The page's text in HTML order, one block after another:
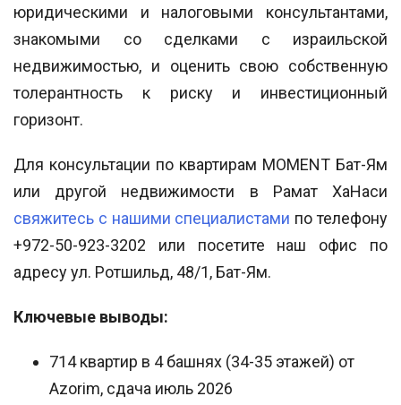
юридическими и налоговыми консультантами,
знакомыми со сделками с израильской
недвижимостью, и оценить свою собственную
толерантность к риску и инвестиционный
горизонт.
Для консультации по квартирам MOMENT Бат-Ям
или другой недвижимости в Рамат ХаНаси
свяжитесь с нашими специалистами по телефону
+972-50-923-3202 или посетите наш офис по
адресу ул. Ротшильд, 48/1, Бат-Ям.
Ключевые выводы:
714 квартир в 4 башнях (34-35 этажей) от
Azorim, сдача июль 2026